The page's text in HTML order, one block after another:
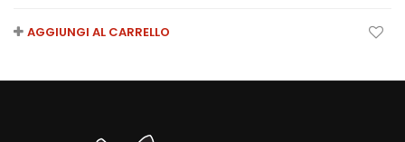
AGGIUNGI AL CARRELLO